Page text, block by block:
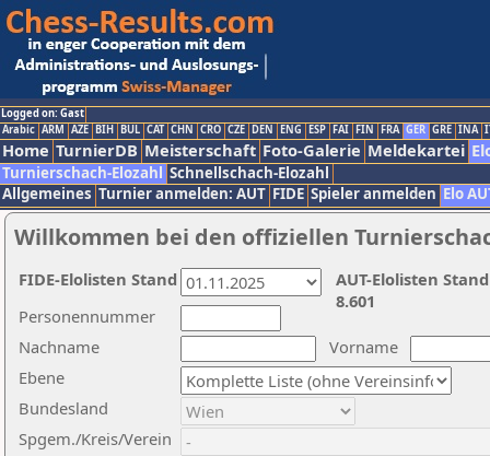
Logged on: Gast
Arabic ARM AZE BIH BUL CAT CHN CRO CZE DEN ENG ESP FAI FIN FRA GER GRE INA
Home TurnierDB Meisterschaft Foto-Galerie Meldekartei
Turnierschach-Elozahl Schnellschach-Elozahl
Allgemeines Turnier anmelden: AUT FIDE Spieler anmelden Elo
Willkommen bei den offiziellen
Nachname
Vorname
Ebene
Personennummer
Bundesland
Spgem./Kreis/Verein
AUT-Elolisten
8.601
FIDE-Elolisten Stand